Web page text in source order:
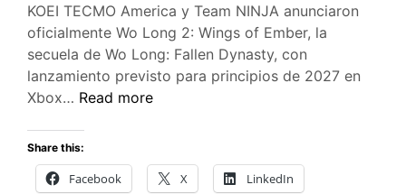
KOEI TECMO America y Team NINJA anunciaron
oficialmente Wo Long 2: Wings of Ember, la
secuela de Wo Long: Fallen Dynasty, con
lanzamiento previsto para principios de 2027 en
Xbox… Wo
Wings
of
Read more
Share this:
Facebook X LinkedIn